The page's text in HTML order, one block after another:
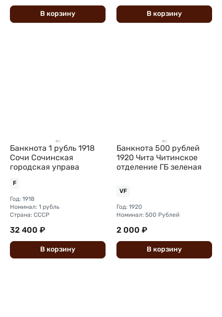
В корзину В корзину
Банкнота 1 рубль 1918
Сочи Сочинская
городская управа
F
Год: 1918
Номинал: 1 рубль
Страна: СССР
32 400 ₽
В корзину
Банкнота 500 рублей
1920 Чита Читинское
отделение ГБ зеленая
VF
Год: 1920
Номинал: 500 Рублей
2 000 ₽
В корзину